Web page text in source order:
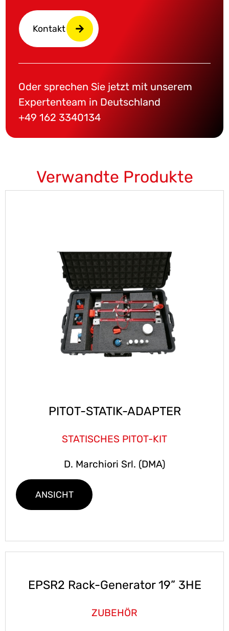
Kontakt
Oder sprechen Sie jetzt mit unserem
Expertenteam in Deutschland
+49 162 3340134
Verwandte Produkte
PITOT-STATIK-ADAPTER
STATISCHES PITOT-KIT
D. Marchiori Srl. (DMA)
ANSICHT
EPSR2 Rack-Generator 19” 3HE
ZUBEHÖR